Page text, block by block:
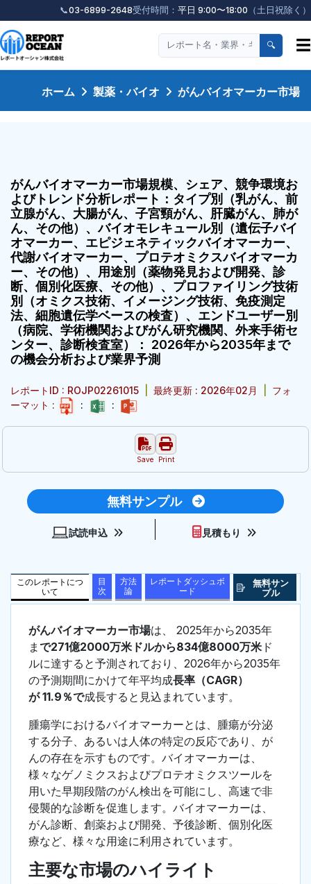
📞03-6899-2648受付時間： 平日 9:00〜18:00 （土日祝除く）
🔍 ☰
ホーム 製薬・バイオ がんバイオマーカー市場
がんバイオマーカー市場規模、シェア、競争環境お
よびトレンド分析レポート：タイプ別（乳がん、前
立腺がん、大腸がん、子宮頸がん、肝臓がん、肺が
ん、その他）、バイオモレキュール別（遺伝子バイ
オマーカー、エピジェネティックバイオマーカー、
代謝バイオマーカー、プロテオミクスバイオマーカ
ー、その他）、用途別（薬物発見および開発、診
断、個別化医療、その他）、プロファイリング技術
別（オミクス技術、イメージング技術、免疫測定
法、細胞遺伝学ベースの検査）、エンドユーザー別
（病院、学術機関およびがん研究機関、外来手術セ
ンター、診断検査室）： 2026年から2035年まで
の機会分析および業界予測
レポートID : ROJP02261015 最終更新 : 2026年02月
フォ
ーマット :
: :
Save Print
無料サンプル
試読申込 見積もり
このレポートにつ
いて
目
次
方法
論
レポートダッシュボ
ード
無料サン
プル
がんバイオマーカー市場は、 2025年から2035年
ま で271億2000万米ドルから834億8000万米 ド
ルに達すると予測されており、2026年から2035年
の予測期間にかけて年平均成長率（CAGR）
が 11.9％で成長すると見込まれています。
腫瘍学におけるバイオマーカーとは、腫瘍が分泌
する分子、あるいは人体の特定の反応であり、が
んの存在を示すものです。バイオマーカーは、
様々なゲノミクスおよびプロテオミクスツールを
用いた早期段階のがん検出を可能にし、高速で非
侵襲的な診断を促進します。バイオマーカーは、
がん診断、創薬および開発、予後診断、個別化医
療など、様々な用途に利用されています。
主要な市場のハイライト